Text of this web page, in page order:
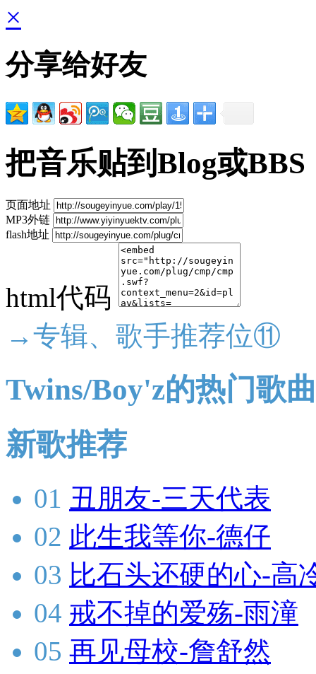
×
分享给好友
把音乐贴到Blog或BBS
页面地址
MP3外链
flash地址
html代码
→专辑、歌手推荐位⑪
Twins/Boy'z的热门歌曲
新歌推荐
01 丑朋友-三天代表
02 此生我等你-德仔
03 比石头还硬的心-高
04 戒不掉的爱殇-雨潼
05 再见母校-詹舒然